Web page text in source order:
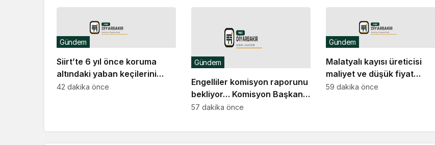
Kürt sorununun demokratik
edildi
Siirt’te 6 yıl önce koruma
altındaki yaban keçilerini
avlayanlara idari para cezası
Gündem
42 dakika önce
Engelliler komisyon raporunu
bekliyor… Komisyon Başkanı
Kasapoğlu: “10 bin sayfayı
Gündem
57 dakika önce
Malatyalı kayısı üreticisi
maliyet ve düşük fiyat
kıskacında: “Kayısının sahibi
Gündem
59 dakika önce